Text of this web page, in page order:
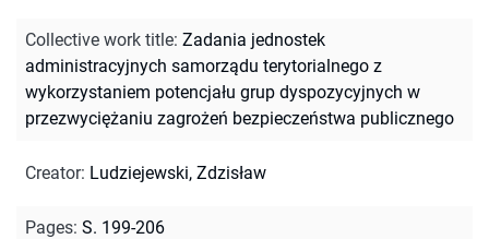
Collective work title: Zadania jednostek
administracyjnych samorządu terytorialnego z
wykorzystaniem potencjału grup dyspozycyjnych w
przezwyciężaniu zagrożeń bezpieczeństwa publicznego
Creator: Ludziejewski, Zdzisław
Pages: S. 199-206